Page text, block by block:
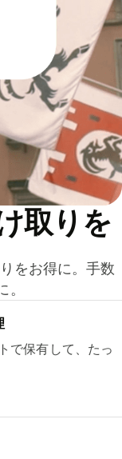
取りを
をお得に。手数
で保有して、たっ